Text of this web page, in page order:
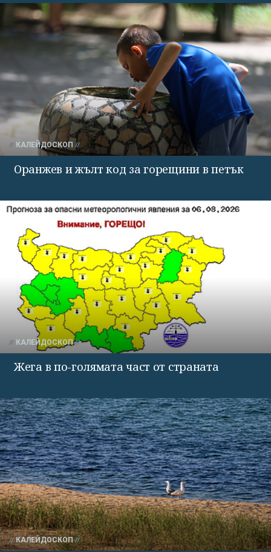
КАЛЕЙДОСКОП
Оранжев и жълт код за горещини в петък
КАЛЕЙДОСКОП
Жега в по-голямата част от страната
КАЛЕЙДОСКОП